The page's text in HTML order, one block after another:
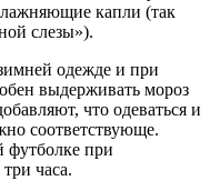
капли (так
слезы»).
одежде и при
выдерживать мороз
что одеваться и
соответствующе.
футболке при
часа.